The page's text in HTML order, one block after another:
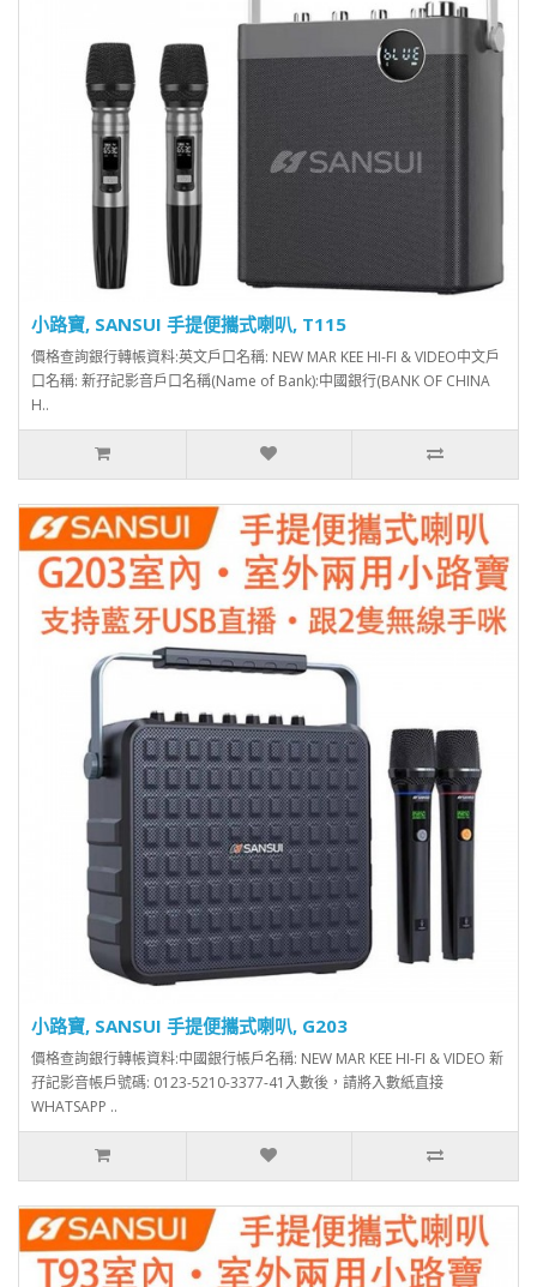
小路寶, SANSUI 手提便攜式喇叭, T115
價格查詢銀行轉帳資料:英文戶口名稱: NEW MAR KEE HI-FI & VIDEO中文戶
口名稱: 新孖記影音戶口名稱(Name of Bank):中國銀行(BANK OF CHINA
H..
小路寶, SANSUI 手提便攜式喇叭, G203
價格查詢銀行轉帳資料:中國銀行帳戶名稱: NEW MAR KEE HI-FI & VIDEO 新
孖記影音帳戶號碼: 0123-5210-3377-41入數後，請將入數紙直接
WHATSAPP ..